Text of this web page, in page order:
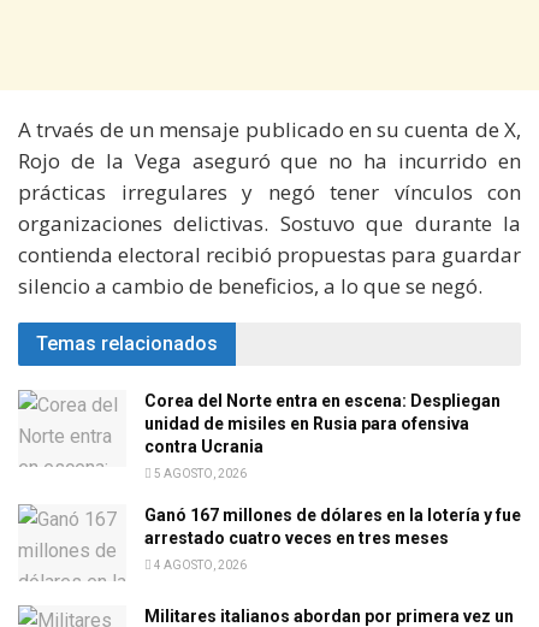
A trvaés de un mensaje publicado en su cuenta de X,
Rojo de la Vega aseguró que no ha incurrido en
prácticas irregulares y negó tener vínculos con
organizaciones delictivas. Sostuvo que durante la
contienda electoral recibió propuestas para guardar
silencio a cambio de beneficios, a lo que se negó.
Temas relacionados
Corea del Norte entra en escena: Despliegan
unidad de misiles en Rusia para ofensiva
contra Ucrania
5 AGOSTO, 2026
Ganó 167 millones de dólares en la lotería y fue
arrestado cuatro veces en tres meses
4 AGOSTO, 2026
Militares italianos abordan por primera vez un